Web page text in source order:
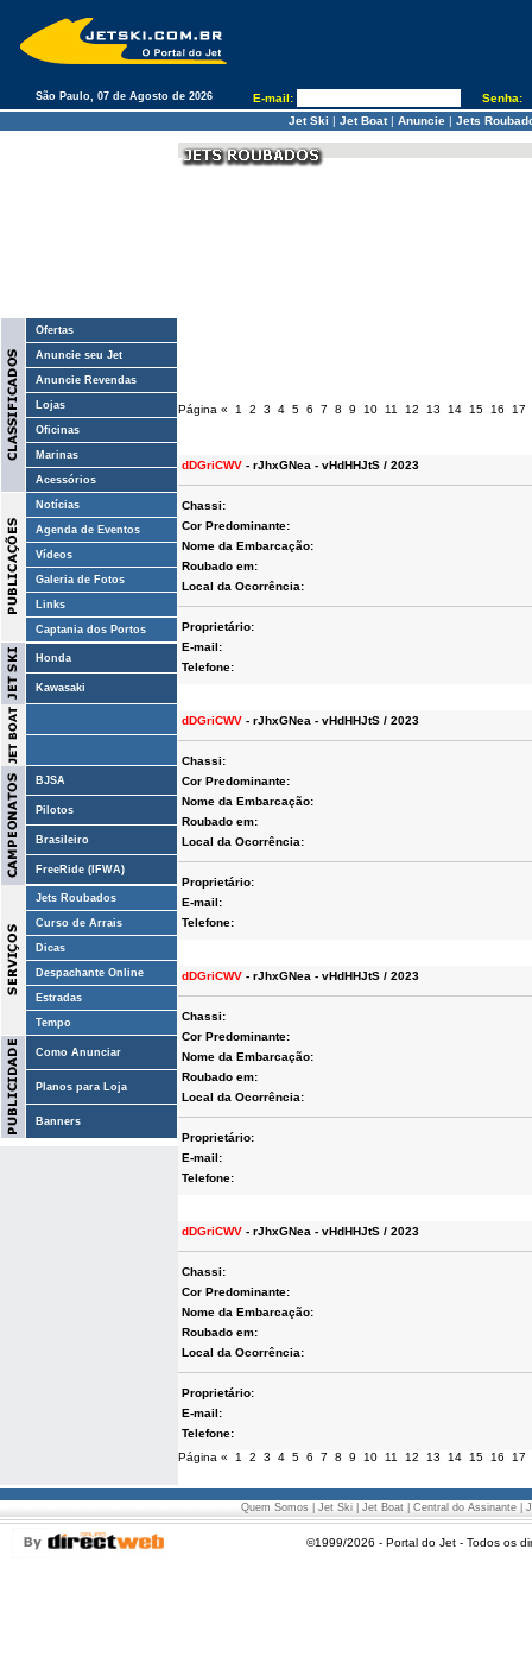
São Paulo, 07 de Agosto de 2026 E-mail:
Senha:
Jet Ski | Jet Boat| Anuncie| Jets
Ofertas
Anuncie seu Jet
Anuncie Revendas
Lojas
Oficinas
Marinas
Acessórios
Notícias
Agenda de Eventos
Vídeos
Galeria de Fotos
Links
Captania dos Portos
Honda
Kawasaki
BJSA
Pilotos
Brasileiro
FreeRide (IFWA)
Jets Roubados
Curso de Arrais
Dicas
Despachante Online
Estradas
Tempo
Como Anunciar
Planos para Loja
Banners
Página « 1 2 3 4 5 6 7 8 9 10 11 12 13 14 15 16 17
dDGriCWV - rJhxGNea - vHdHHJtS / 2023
Chassi:
Cor Predominante:
Nome da Embarcação:
Roubado em:
Local da Ocorrência:
Proprietário:
E-mail:
Telefone:
dDGriCWV - rJhxGNea - vHdHHJtS / 2023
Chassi:
Cor Predominante:
Nome da Embarcação:
Roubado em:
Local da Ocorrência:
Proprietário:
E-mail:
Telefone:
dDGriCWV - rJhxGNea - vHdHHJtS / 2023
Chassi:
Cor Predominante:
Nome da Embarcação:
Roubado em:
Local da Ocorrência:
Proprietário:
E-mail:
Telefone:
dDGriCWV - rJhxGNea - vHdHHJtS / 2023
Chassi:
Cor Predominante:
Nome da Embarcação:
Roubado em:
Local da Ocorrência:
Proprietário:
E-mail:
Telefone:
Página « 1 2 3 4 5 6 7 8 9 10 11 12 13 14 15 16 17
Quem Somos Jet Ski Jet Boat Central do Assinante
©1999/2026 - Portal do Jet - Todos os